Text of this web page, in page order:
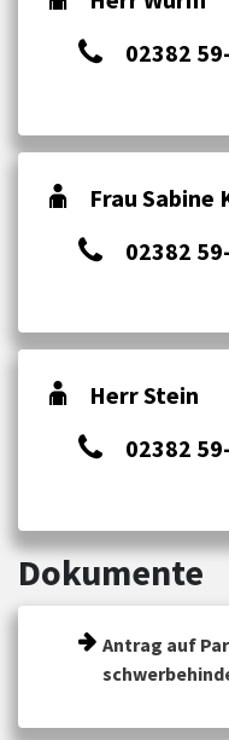
02382
Frau Sabine
02382
Herr Stein
02382
Dokumente
Antrag auf